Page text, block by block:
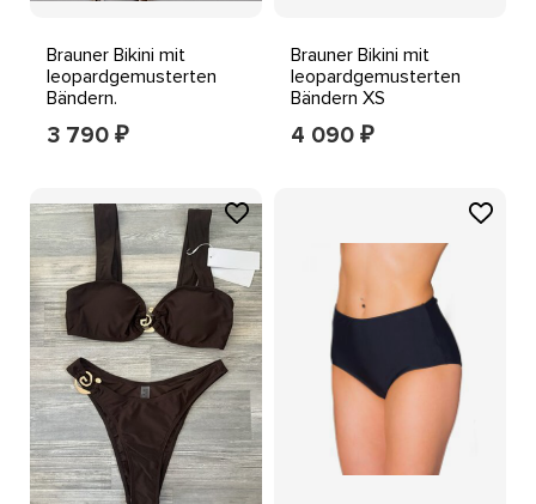
Brauner Bikini mit
leopardgemusterten
Bändern.
3 790 ₽
Brauner Bikini mit
leopardgemusterten
Bändern XS
4 090 ₽